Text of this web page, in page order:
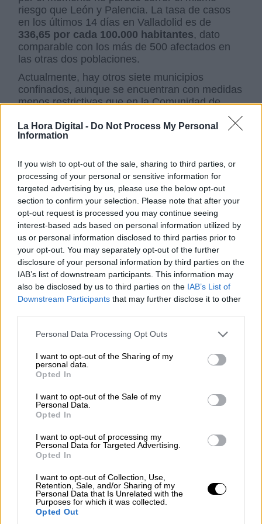
La Hora Digital - Do Not Process My Personal
Information
If you wish to opt-out of the sale, sharing to third parties, or
processing of your personal or sensitive information for
targeted advertising by us, please use the below opt-out
section to confirm your selection. Please note that after your
opt-out request is processed you may continue seeing
interest-based ads based on personal information utilized by
us or personal information disclosed to third parties prior to
your opt-out. You may separately opt-out of the further
disclosure of your personal information by third parties on the
IAB’s list of downstream participants. This information may
also be disclosed by us to third parties on the IAB’s List of
Downstream Participants that may further disclose it to other
Personal Data Processing Opt Outs
I want to opt-out of the Sharing of my
personal data.
Opted In
I want to opt-out of the Sale of my
Personal Data.
Opted In
I want to opt-out of processing my
Personal Data for Targeted Advertising.
Opted In
I want to opt-out of Collection, Use,
Retention, Sale, and/or Sharing of my
Personal Data that Is Unrelated with the
Purposes for which it was collected.
Opted Out
riesgo que León y Palencia. La tasa de casos
en los últimos 14 días en Valladolid es de
336,65 por cada 100.000 habitantes, dato
comparable con los más de 500 afectados en
las otras dos poblaciones.
Actualmente, hay otros siete municipios
confinados, aunque se encuentran con medidas
menos restrictivas que en la Comunidad de
habitantes y adoptaron las medidas antes. La
peor situación la sufre
transmisión comunitaria, al igual quePesquera
de Duero (Valladolid), Pedrajas de San
Esteban (Valladolid) e Íscar (Valladolid). Por
otro lado, estánSotillo de la Ribera (Burgos),
Medina del Campo (Valladolid), El Carpio
(Valladolid) y Sotoserrano (Salamanca), que
también se encuentran restringidos.
La Consejera de Sanidad, Verónica Casado
ha reconocido que en las localidades de mayor
tamaño es más complicado frenar el número de
contagios, por lo que pedirán a las fuerzas de
seguridad y policías locales una mayor acción y
seguimiento de las personas confinadas.
Covid 19
Castilla y León
Verónica Casado
NOTICIAS RELACIONADAS